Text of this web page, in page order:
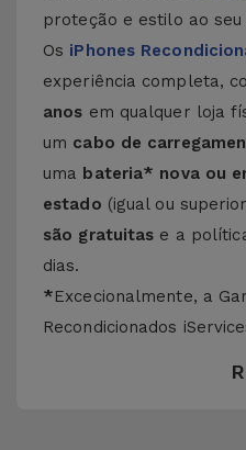
proteção e estilo ao
Os iPhones
experiência completa,
anos em qualquer loja
um cabo de
uma bateria* nova ou
estado (igual ou
são gratuitas e a
dias.
*Excecionalmente, a
Recondicionados